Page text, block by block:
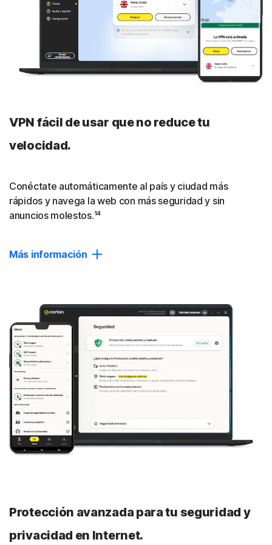
VPN fácil de usar que no reduce tu
velocidad.
Conéctate automáticamente al país y ciudad más
rápidos y navega la web con más seguridad y sin
anuncios molestos.¹⁴
Más información
proporciona casi el doble de velocidad de carga y
descarga y 2.5 veces más velocidad de transferencia de
datos.
*Basado en una prueba de los principales productos VPN
en el informe VPN Products Performance Benchmarks
realizado por PassMark Software.Leer aquí
Conexión automática
Activa automáticamente tu VPN siempre que te conectes
a una red pública para que tus datos se mantengan más
Múltiples protocolos, como WireGuard, OpenVPN, IPSec y
Protección avanzada para tu seguridad y
privacidad en Internet.